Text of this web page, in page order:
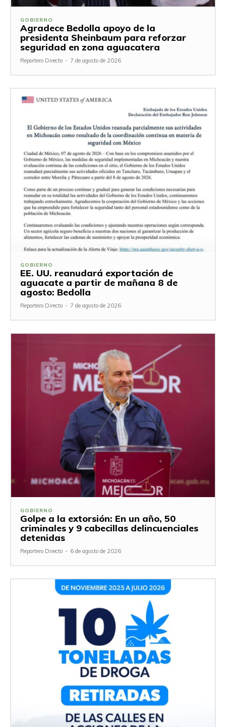
GOBIERNO
Agradece Bedolla apoyo de la
presidenta Sheinbaum para reforzar
seguridad en zona aguacatera
Reportero Directo - 7 de agosto de 2026
GOBIERNO
EE. UU. reanudará exportación de
aguacate a partir de mañana 8 de
agosto: Bedolla
Reportero Directo - 7 de agosto de 2026
GOBIERNO
Golpe a la extorsión: En un año, 50
criminales y 9 cabecillas delincuenciales
detenidas
Reportero Directo - 6 de agosto de 2026